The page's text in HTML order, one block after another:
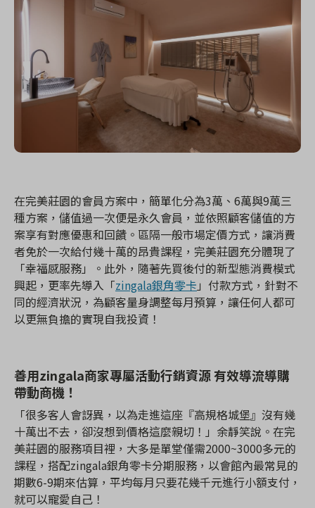
在完美莊園的會員方案中，簡單化分為3萬、6萬與9萬三
種方案，儲值過一次便是永久會員，並依照顧客儲值的方
案享有對應優惠和回饋。區隔一般市場定價方式，讓消費
者免於一次給付幾十萬的昂貴課程，完美莊園充分體現了
「幸福感服務」。此外，隨著先買後付的新型態消費模式
興起，更率先導入「zingala銀角零卡 」付款方式，針對不
同的經濟狀況，為顧客量身調整每月預算，讓任何人都可
以更無負擔的實現自我投資！
善用zingala商家專屬活動行銷資源 有效導流導購
帶動商機！
「很多客人會訝異，以為走進這座『高規格城堡』沒有幾
十萬出不去，卻沒想到價格這麼親切！」余靜笑說。在完
美莊園的服務項目裡，大多是單堂僅需2000~3000多元的
課程，搭配zingala銀角零卡分期服務，以會館內最常見的
期數6-9期來估算，平均每月只要花幾千元進行小額支付，
就可以寵愛自己！